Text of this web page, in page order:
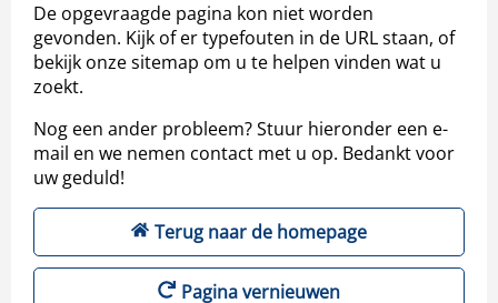
De opgevraagde pagina kon niet worden
gevonden. Kijk of er typefouten in de URL staan, of
bekijk onze sitemap om u te helpen vinden wat u
zoekt.
Nog een ander probleem? Stuur hieronder een e-
mail en we nemen contact met u op. Bedankt voor
uw geduld!
Terug naar de homepage
Pagina vernieuwen